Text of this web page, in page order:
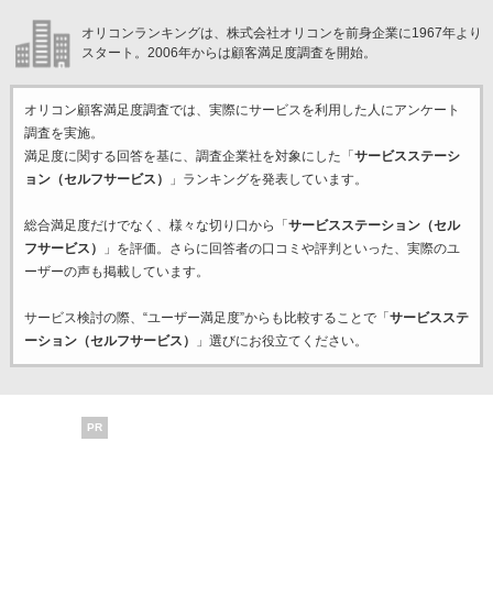
オリコンランキングは、株式会社オリコンを前身企業に1967年より
スタート。2006年からは顧客満足度調査を開始。
オリコン顧客満足度調査では、実際にサービスを利用した 人にアンケート
調査を実施。
満足度に関する回答を基に、調査企業社を対象にした「サービスステーシ
ョン（セルフサービス）
」ランキングを発表しています。
総合満足度だけでなく、様々な切り口から「サービスステーション（セル
フサービス）
」を評価。さらに回答者の口コミや評判といった、実際のユ
ーザーの声も掲載しています。
サービス検討の際、“ユーザー満足度”からも比較することで「サービスステ
ーション（セルフサービス）
」選びにお役立てください。
PR